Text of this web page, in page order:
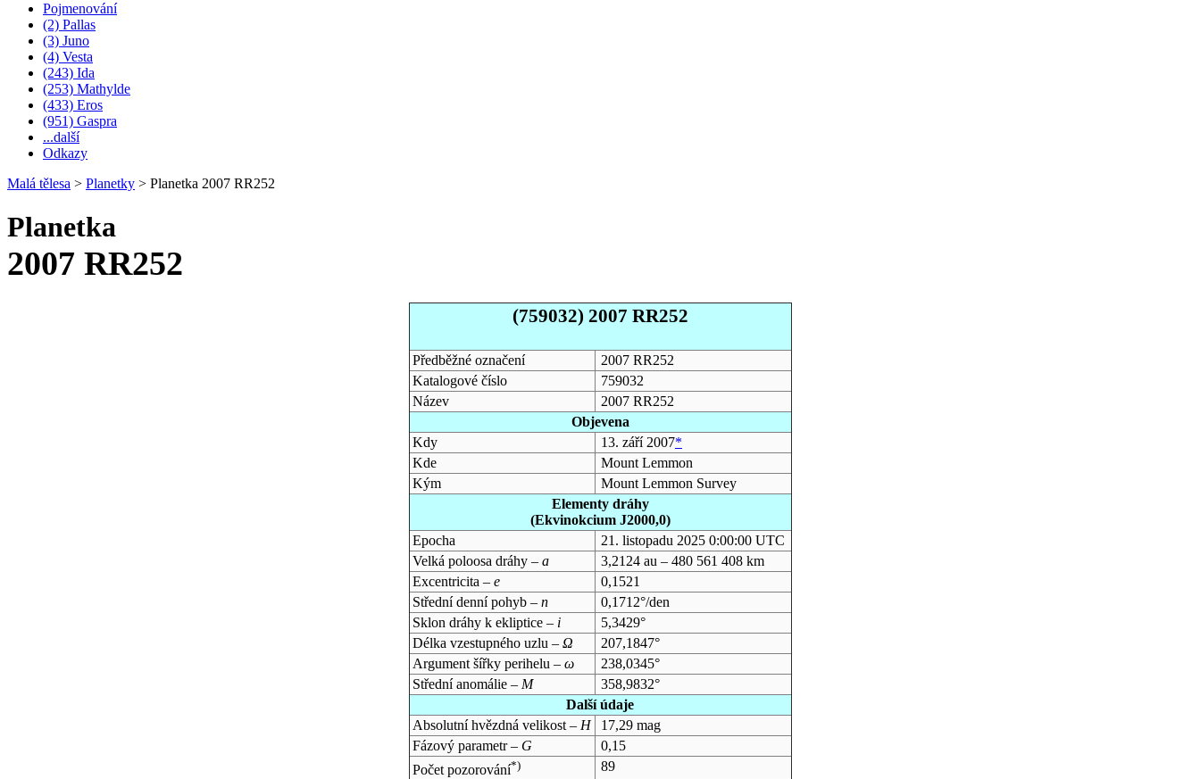
Pojmenování
(2) Pallas
(3) Juno
(4) Vesta
(243) Ida
(253) Mathylde
(433) Eros
(951) Gaspra
...další
Odkazy
Malá tělesa > Planetky > Planetka 2007 RR252
Planetka
2007 RR252
(759032) 2007 RR252
Předběžné označení
2007 RR252
Katalogové číslo
759032
Název
2007 RR252
Objevena
Kdy
13. září 2007*
Kde
Mount Lemmon
Kým
Mount Lemmon Survey
Elementy dráhy
(Ekvinokcium J2000,0)
Epocha
21. listopadu 2025 0:00:00 UTC
Velká poloosa dráhy – a
3,2124 au – 480 561 408 km
Excentricita – e
0,1521
Střední denní pohyb – n
0,1712°/den
Sklon dráhy k ekliptice – i
5,3429°
Délka vzestupného uzlu – Ω
207,1847°
Argument šířky perihelu – ω
238,0345°
Střední anomálie – M
358,9832°
Další údaje
Absolutní hvězdná velikost – H
17,29 mag
Fázový parametr – G
0,15
Počet pozorování*)
89